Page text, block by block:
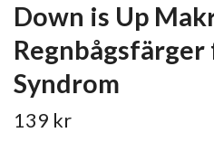
Down is Up
Syndrom
139 kr